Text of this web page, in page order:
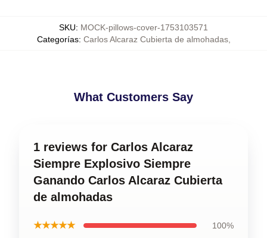
SKU: MOCK-pillows-cover-1753103571
Categorías: Carlos Alcaraz Cubierta de almohadas,
What Customers Say
1 reviews for Carlos Alcaraz
Siempre Explosivo Siempre
Ganando Carlos Alcaraz Cubierta
de almohadas
★★★★★ 100%